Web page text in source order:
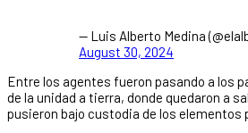
— Luis Alberto Medina
August 30, 2024
Entre los agentes fueron pasando a los
de la unidad a tierra, donde quedaron a
pusieron bajo custodia de los elementos